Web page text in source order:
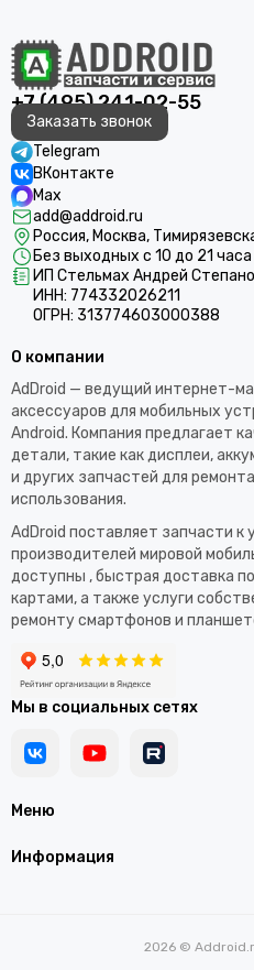
+7 (495) 241-02-55
Заказать звонок
Telegram
ВКонтакте
Max
add@addroid.ru
Россия, Москва,
Без выходных с 10 до 21 часа
ИП Стельмах Андрей
ИНН: 774332026211
ОГРН: 313774603000388
Меню
Информация
О компании
AdDroid — ведущий интернет-
аксессуаров для мобильных
Android. Компания предлагает
детали, такие как дисплеи,
и других запчастей для
использования.​
AdDroid поставляет запчасти
производителей мировой
доступны , быстрая доставка
картами, а также услуги
ремонту смартфонов и
Мы в социальных сетях
2026 ©